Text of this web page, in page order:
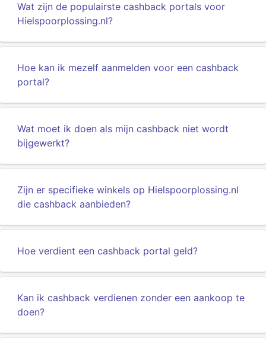
Wat zijn de populairste cashback portals voor
Hielspoorplossing.nl?
Hoe kan ik mezelf aanmelden voor een cashback
portal?
Wat moet ik doen als mijn cashback niet wordt
bijgewerkt?
Zijn er specifieke winkels op Hielspoorplossing.nl
die cashback aanbieden?
Hoe verdient een cashback portal geld?
Kan ik cashback verdienen zonder een aankoop te
doen?